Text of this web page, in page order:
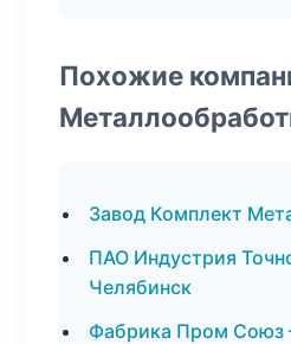
Похожие
Завод Комплект
ПАО Индустрия
Челябинск
Фабрика Пром Союз